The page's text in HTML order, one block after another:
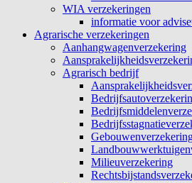
WIA verzekeringen
informatie voor
Agrarische verzekeringen
Aanhangwagenverzekering
Agrarisch bedrijf
Milieuverzekering